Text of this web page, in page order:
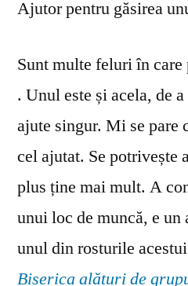
Ajutor pentru găsirea
Sunt multe feluri în
. Unul este și acela, de
ajute singur. Mi se pare
cel ajutat. Se potrivește
plus ține mai mult. A
unui loc de muncă, e un
unul din rosturile
Biserica alături de